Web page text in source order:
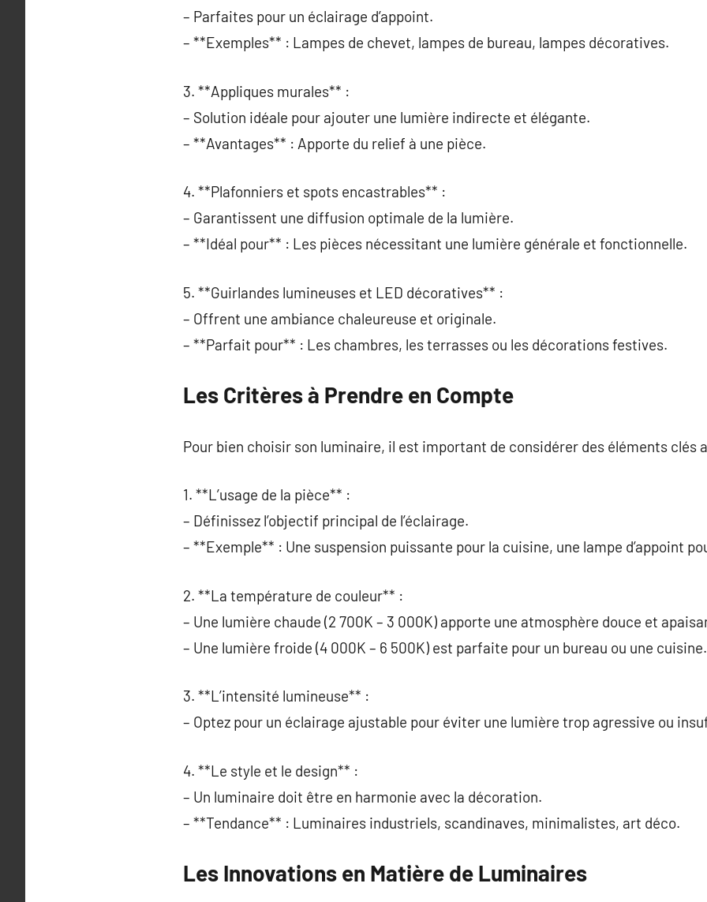
– Parfaites pour un éclairage d’appoint.
– **Exemples** : Lampes de chevet, lampes de bureau, lampes décoratives.
3. **Appliques murales** :
– Solution idéale pour ajouter une lumière indirecte et élégante.
– **Avantages** : Apporte du relief à une pièce.
4. **Plafonniers et spots encastrables** :
– Garantissent une diffusion optimale de la lumière.
– **Idéal pour** : Les pièces nécessitant une lumière générale et fonctionnelle.
5. **Guirlandes lumineuses et LED décoratives** :
– Offrent une ambiance chaleureuse et originale.
– **Parfait pour** : Les chambres, les terrasses ou les décorations festives.
Les Critères à Prendre en Compte
Pour bien choisir son luminaire, il est important de considérer des éléments clés
1. **L’usage de la pièce** :
– Définissez l’objectif principal de l’éclairage.
– **Exemple** : Une suspension puissante pour la cuisine, une lampe d’appoint
2. **La température de couleur** :
– Une lumière chaude (2 700K – 3 000K) apporte une atmosphère douce et
– Une lumière froide (4 000K – 6 500K) est parfaite pour un bureau ou une cuisine.
3. **L’intensité lumineuse** :
– Optez pour un éclairage ajustable pour éviter une lumière trop agressive ou
4. **Le style et le design** :
– Un luminaire doit être en harmonie avec la décoration.
– **Tendance** : Luminaires industriels, scandinaves, minimalistes, art déco.
Les Innovations en Matière de Luminaires